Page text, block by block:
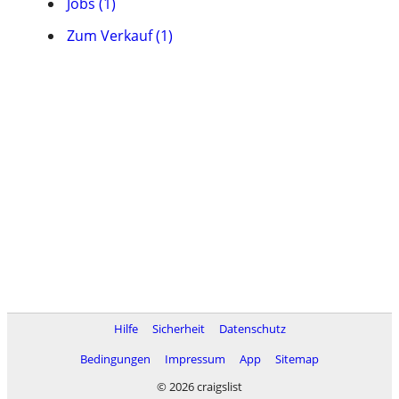
Zum Verkauf (1)
Hilfe Sicherheit
Datenschutz
Bedingungen
Impressum App
Sitemap
© 2026 craigslist